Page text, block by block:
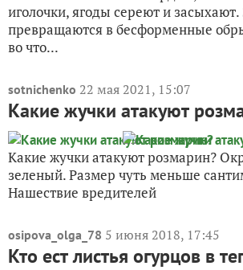
иголочки, ягоды сереют и засыхают.
превращаются в бесформенные
во что...
sotnichenko 22 мая 2021, 15:07
Какие жучки атакуют
Какие жучки атакуют розмарин?
зеленый. Размер чуть меньше
Нашествие вредителей
osipova_olga_78 5 июня 2018, 17:45
Кто ест листья огурцов в